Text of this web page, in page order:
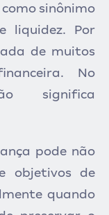
sinônimo
liquidez. Por
de muitos
No
significa
pode não
objetivos de
quando